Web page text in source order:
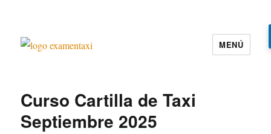
MENÚ
Curso Cartilla de Taxi
Septiembre 2025